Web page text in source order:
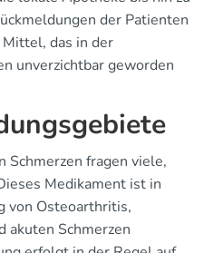
der Patienten
das in der
unverzichtbar geworden
Schmerzen fragen viele,
Medikament ist in
von Osteoarthritis,
Schmerzen